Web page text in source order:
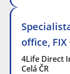
office, FIX
4Life Direct
Celá ČR